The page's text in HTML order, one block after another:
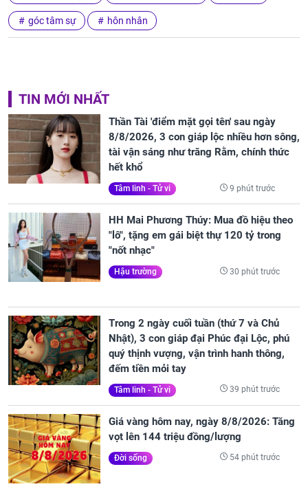
góc tâm sự hôn nhân
TIN MỚI NHẤT
Thần Tài 'điểm mặt gọi tên' sau ngày
8/8/2026, 3 con giáp lộc nhiều hơn sông,
tài vận sáng như trăng Rằm, chính thức
hết khổ
Tâm linh - Tử vi 9 phút trước
HH Mai Phương Thúy: Mua đồ hiệu theo
"lô", tặng em gái biệt thự 120 tỷ trong
"nốt nhạc"
Hậu trường 30 phút trước
Trong 2 ngày cuối tuần (thứ 7 và Chủ
Nhật), 3 con giáp đại Phúc đại Lộc, phú
quý thịnh vượng, vận trình hanh thông,
đếm tiền mỏi tay
Tâm linh - Tử vi 39 phút trước
Giá vàng hôm nay, ngày 8/8/2026: Tăng
vọt lên 144 triệu đồng/lượng
Đời sống 54 phút trước